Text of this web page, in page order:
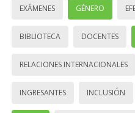
EXÁMENES GÉNERO
BIBLIOTECA DOCENTES
RELACIONES INTERNACIONALES
INGRESANTES INCLUSIÓN